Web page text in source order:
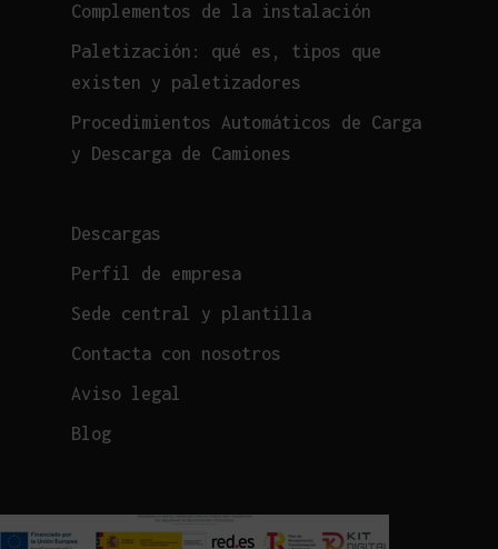
Complementos de la instalación
Paletización: qué es, tipos que
existen y paletizadores
Procedimientos Automáticos de Carga
y Descarga de Camiones
Descargas
Perfil de empresa
Sede central y plantilla
Contacta con nosotros
Aviso legal
Blog